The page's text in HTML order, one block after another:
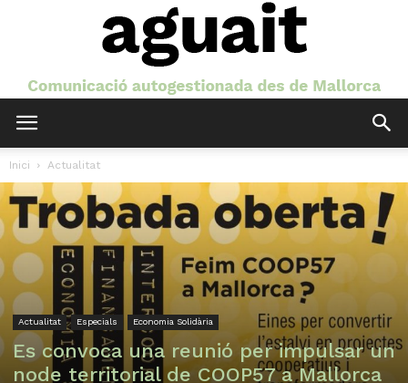
Inici Actualitat
Actualitat Especials Economia Solidària
Es convoca una reunió per impulsar un
node territorial de COOP57 a Mallorca